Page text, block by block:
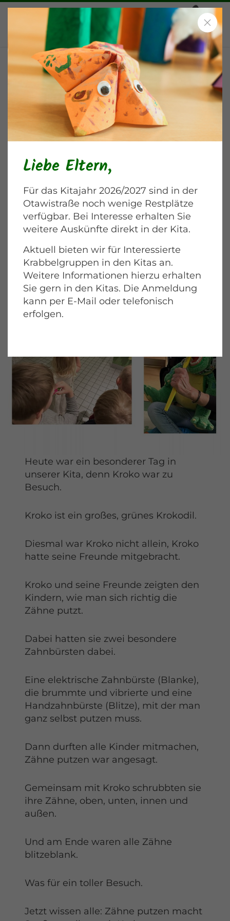
Kroko war da
Blankenburger Chaussee
Heute war ein besonderer Tag in
unserer Kita, denn Kroko war zu
Besuch.
Kroko ist ein großes, grünes Krokodil.
Diesmal war Kroko nicht allein, Kroko
hatte seine Freunde mitgebracht.
Kroko und seine Freunde zeigten den
Kindern, wie man sich richtig die
Zähne putzt.
Dabei hatten sie zwei besondere
Zahnbürsten dabei.
Eine elektrische Zahnbürste (Blanke),
die brummte und vibrierte und eine
Handzahnbürste (Blitze), mit der man
ganz selbst putzen muss.
Dann durften alle Kinder mitmachen,
Zähne putzen war angesagt.
Gemeinsam mit Kroko schrubbten sie
ihre Zähne, oben, unten, innen und
außen.
Und am Ende waren alle Zähne
blitzeblank.
Was für ein toller Besuch.
Jetzt wissen alle: Zähne putzen macht
Liebe Eltern,
Für das Kitajahr 2026/2027 sind in der
Otawistraße noch wenige Restplätze
verfügbar. Bei Interesse erhalten Sie
weitere Auskünfte direkt in der Kita.
Aktuell bieten wir für Interessierte
Krabbelgruppen in den Kitas an.
Weitere Informationen hierzu erhalten
Sie gern in den Kitas. Die Anmeldung
kann per E-Mail oder telefonisch
erfolgen.